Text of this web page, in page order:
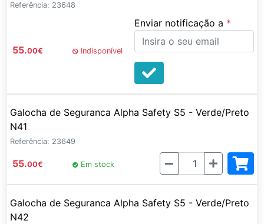
Referência: 23648
55.00€ Indisponível
Enviar notificação a
Galocha de Seguranca Alpha Safety S5 - Verde/Preto
N41
Referência: 23649
55.00€ Em stock Quantidade
Galocha de Seguranca Alpha Safety S5 - Verde/Preto
N42